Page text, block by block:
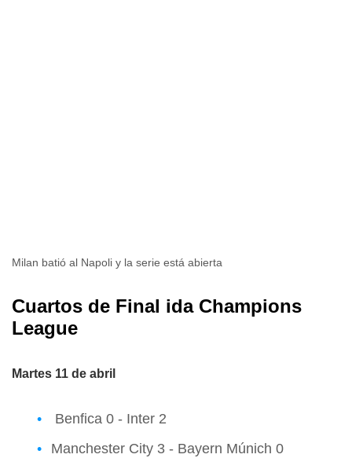
Milan batió al Napoli y la serie está abierta
Cuartos de Final ida Champions
League
Martes 11 de abril
Benfica 0 - Inter 2
Manchester City 3 - Bayern Múnich 0